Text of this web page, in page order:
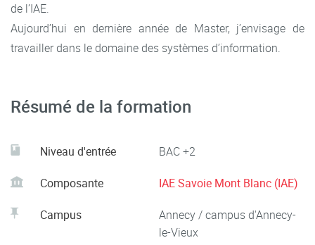
de l’IAE.
Aujourd’hui en dernière année de Master, j’envisage de
travailler dans le domaine des systèmes d’information.
Résumé de la formation
Niveau d'entrée BAC +2
Composante IAE Savoie Mont Blanc (IAE)
Campus
Annecy / campus d'Annecy-
le-Vieux